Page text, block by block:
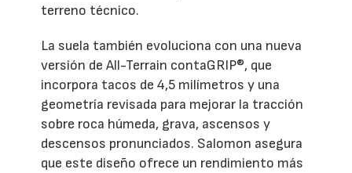
terreno técnico.
La suela también evoluciona con una nueva
versión de All-Terrain contaGRIP®, que
incorpora tacos de 4,5 milímetros y una
geometría revisada para mejorar la tracción
sobre roca húmeda, grava, ascensos y
descensos pronunciados. Salomon asegura
que este diseño ofrece un rendimiento más